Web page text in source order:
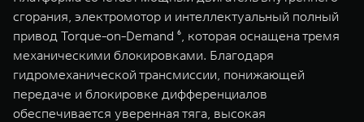
сгорания, электромотор и интеллектуальный полный
привод Torque-on-Demand ⁶, которая оснащена тремя
механическими блокировками. Благодаря
гидромеханической трансмиссии, понижающей
передаче и блокировке дифференциалов
обеспечивается уверенная тяга, высокая